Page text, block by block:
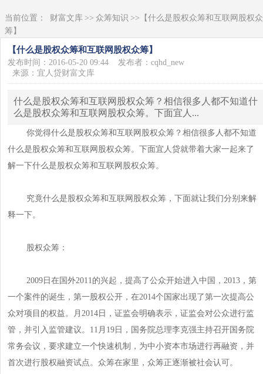
当前位置： 财富文库 >> 众筹知识 >>【什么是股权众筹和互联网股权众
筹】
【什么是股权众筹和互联网股权众筹】
发布时间：2016-05-20 09:44
发布者：cqhd_new
来源：宜人贷财富文库
什么是股权众筹和互联网股权众筹？相信很多人都不知道什
么是股权众筹和互联网股权众筹。下面宜人...
你觉得什么是股权众筹和互联网股权众筹？相信很多人都不知道
什么是股权众筹和互联网股权众筹。下面宜人贷就带着大家一起来了
解一下什么是股权众筹和互联网股权众筹。
究竟什么是股权众筹和互联网股权众筹，下面就让我们分别来解
释一下。
股权众筹：
2009日在国外2011的兴起，提高了公众开始进入中国，2013，第
一个案件的诞生，第一股权公开，在2014个国家出现了第一次提高公
众对项目的权益。月2014日，证监会明确表示，证监会对公众进行监
管，并引入监管建议。11月19日，国务院总理李克强主持召开国务院
常务会议，要求建立一个快速机制，为中小资本市场进行再融资，并
首次进行股权融资试点。众筹在家里，众筹正逐渐被社会认可。